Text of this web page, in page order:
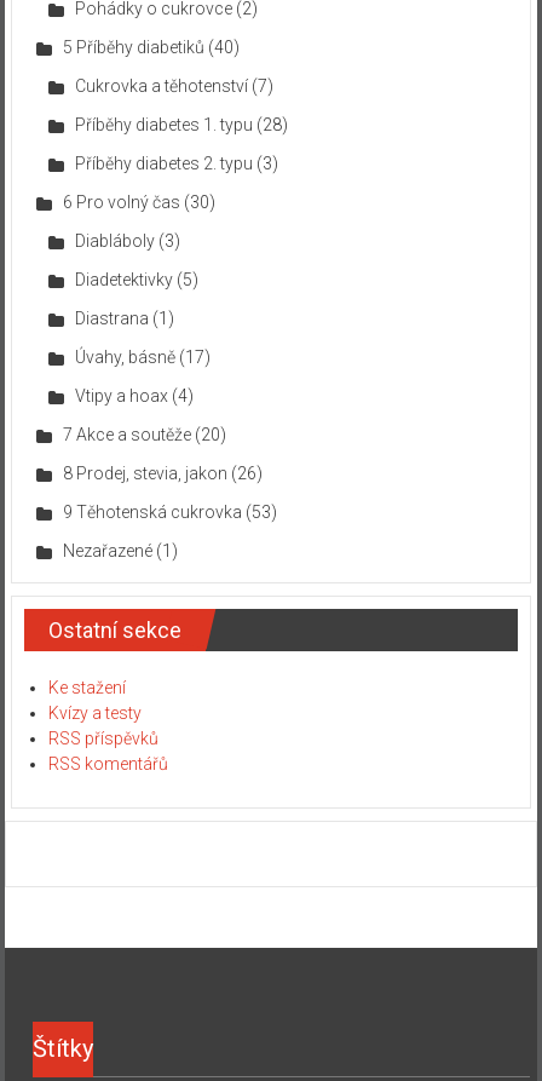
Pohádky o cukrovce(2)
5 Příběhy diabetiků (40)
Cukrovka a těhotenství(7)
Příběhy diabetes 1. typu (28)
Příběhy diabetes 2. typu (3)
6 Pro volný čas (30)
Diabláboly(3)
Diadetektivky(5)
Diastrana (1)
Úvahy, básně(17)
Vtipy a hoax (4)
7 Akce a soutěže(20)
8 Prodej, stevia, jakon (26)
9 Těhotenská cukrovka (53)
Nezařazené(1)
Ostatní sekce
Ke stažení
Kvízy a testy
RSS příspěvků
RSS komentářů
Štítky